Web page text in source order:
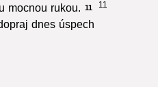
mocnou rukou. 11 11
dnes úspech